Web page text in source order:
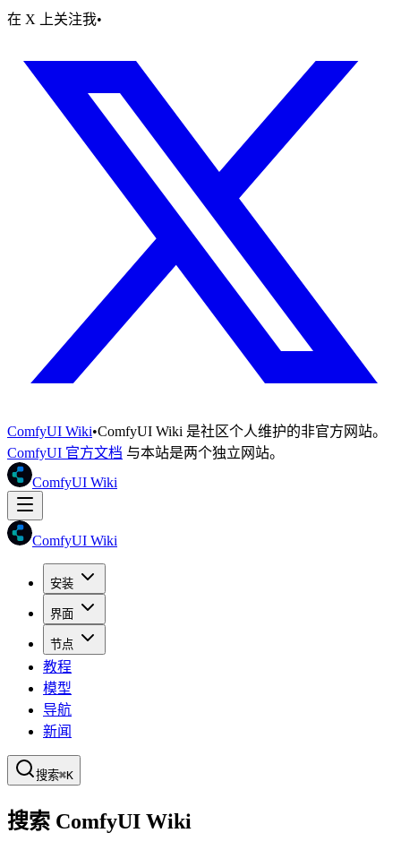
在 X 上关注我•
ComfyUI Wiki•ComfyUI Wiki 是社区个人维护的非官方网站。
ComfyUI 官方文档 与本站是两个独立网站。
ComfyUI Wiki
ComfyUI Wiki
安装
界面
节点
教程
模型
导航
新闻
搜索⌘K
搜索 ComfyUI Wiki